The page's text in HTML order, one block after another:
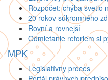
Rozpočet: chýba svetlo
20 rokov súkromného
Rovní a rovnejší
Odmietanie reforiem si
MPK
Legislatívny proces